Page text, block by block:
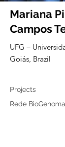
Mariana
Campos
UFG –
Goiás, Brazil
Projects
Rede